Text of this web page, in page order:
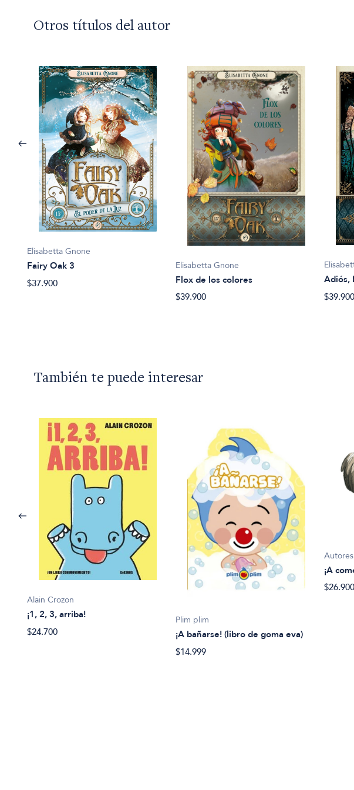
Otros títulos del autor
Elisabetta Gnone
Fairy Oak 3
$37.900
Elisabetta Gnone
Flox de los colores
$39.900
Adiós,
$39.900
También te puede interesar
Alain Crozon
¡1, 2, 3, arriba!
$24.700
Plim plim
¡A bañarse! (libro de goma eva)
$14.999
¡A
$26.900